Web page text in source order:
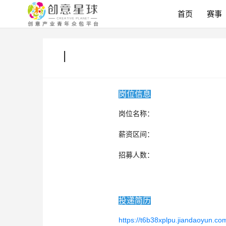
首页 赛事
|
岗位信息
岗位名称：
薪资区间：
招募人数：
投递简历
https://